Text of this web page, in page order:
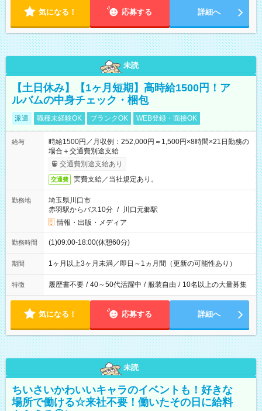
気になる！ 応募する 詳細へ
未読
【土日休み】【1ヶ月短期】高時給1500円！ア
ルバムの中身チェック・梱包
派遣 職種未経験OK ブランクOK WEB登録・面接OK
給与
時給1500円／月収例：252,000円＝1,500円×8時間×21日勤務の
場合＋交通費別途支給
交通費別途支給あり
交通費 実費支給／当社規定あり。
勤務地
埼玉県川口市
赤羽駅からバス10分 / 川口元郷駅
情報・出版・メディア
勤務時間 (1)09:00-18:00(休憩60分)
期間 1ヶ月以上3ヶ月未満／即日～1ヵ月間（更新の可能性あり）
特徴 履歴書不要 / 40～50代活躍中 / 服装自由 / 10名以上の大量募集
気になる！ 応募する 詳細へ
未読
ちいさいかわいいキャラのイベントも！好きな
場所で働ける☆来社不要！働いたその日に給料